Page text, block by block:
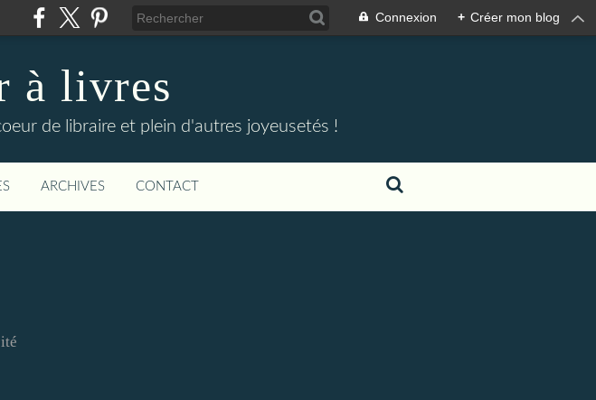
Connexion + Créer mon blog
à livres
de libraire et plein d'autres joyeusetés !
ARCHIVES CONTACT